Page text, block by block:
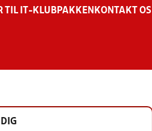
TIL IT-KLUBPAKKEN KONTAKT OS